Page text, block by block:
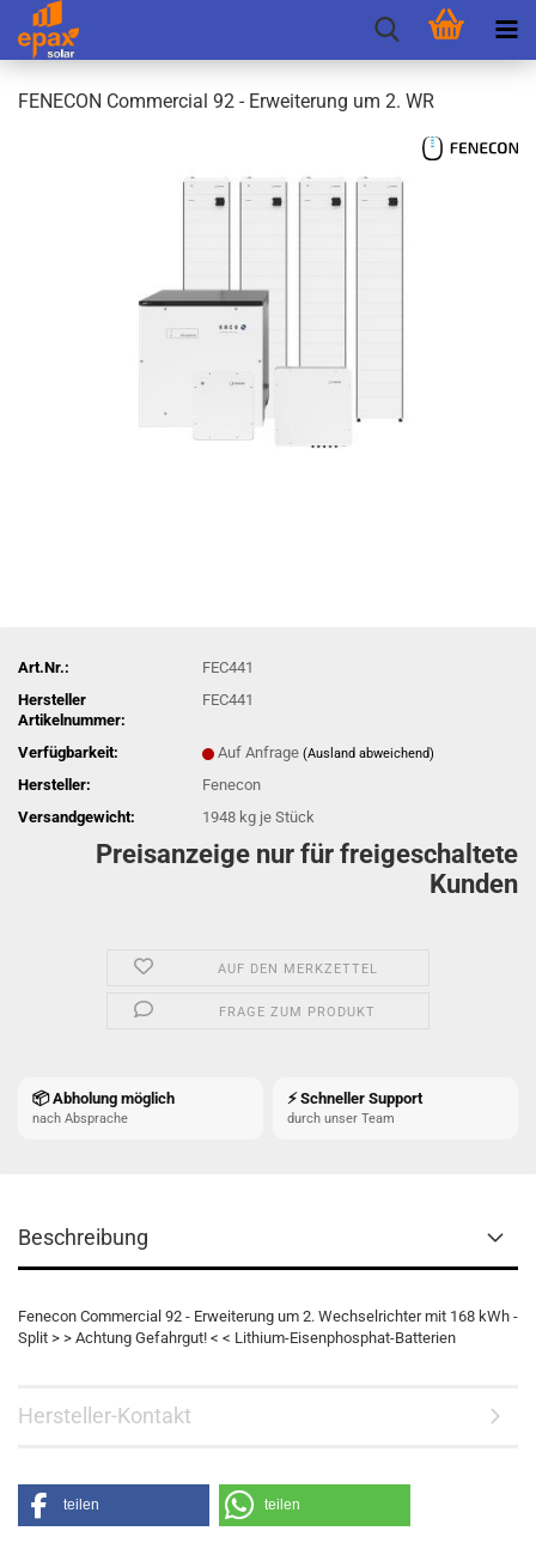
FEN­E­CON Com­mer­cial 92 - Er­wei­te­rung um 2. WR
Art.Nr.:
FEC441
Hersteller
Artikelnummer:
FEC441
Verfügbarkeit: Auf Anfrage (Ausland abweichend)
Hersteller:
Fenecon
Versandgewicht:
1948 kg je Stück
Preisanzeige nur für freigeschaltete
Kunden
AUF DEN MERKZETTEL
FRAGE ZUM PRODUKT
📦 Abholung möglich
nach Absprache
⚡ Schneller Support
durch unser Team
Beschreibung
Fenecon Commercial 92 - Erweiterung um 2. Wechselrichter mit 168 kWh -
Split > > Achtung Gefahrgut! < < Lithium-Eisenphosphat-Batterien
Hersteller-Kontakt
teilen teilen